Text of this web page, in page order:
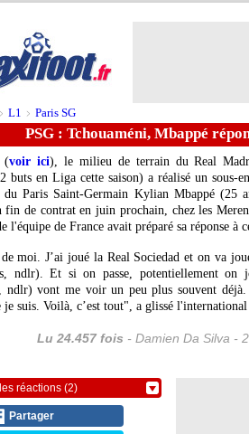
> L1 > Paris SG
PSG : Tchouaméni, Mbappé
(voir ici), le milieu de terrain du Real
buts en Liga cette saison) a réalisé un sous-
du Paris Saint-Germain Kylian Mbappé(25
fin de contrat en juin prochain, chez les
l'équipe de France avait préparé sa réponse à
moi. J’ai joué la Real Sociedad et on va
ndlr). Et si on passe, potentiellement
ndlr) vont me voir un peu plus souvent
je suis. Voilà, c’est tout", a glissé
Lu 24.457 fois - Damien Da Silva -
réactions (2)
Partager